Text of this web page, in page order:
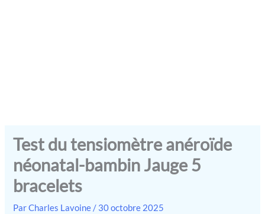
Test du tensiomètre anéroïde
néonatal-bambin Jauge 5
bracelets
ParCharles Lavoine / 30 octobre 2025